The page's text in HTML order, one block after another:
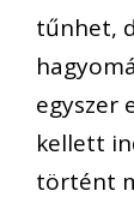
tűnhet,
egyszer
kellett
történt